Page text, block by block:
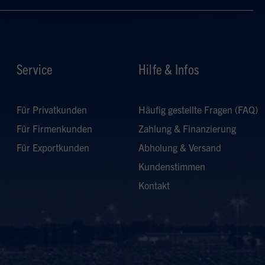
Service
Für Privatkunden
Für Firmenkunden
Für Exportkunden
Hilfe & Infos
Häufig gestellte Fragen (FAQ)
Zahlung & Finanzierung
Abholung & Versand
Kundenstimmen
Kontakt